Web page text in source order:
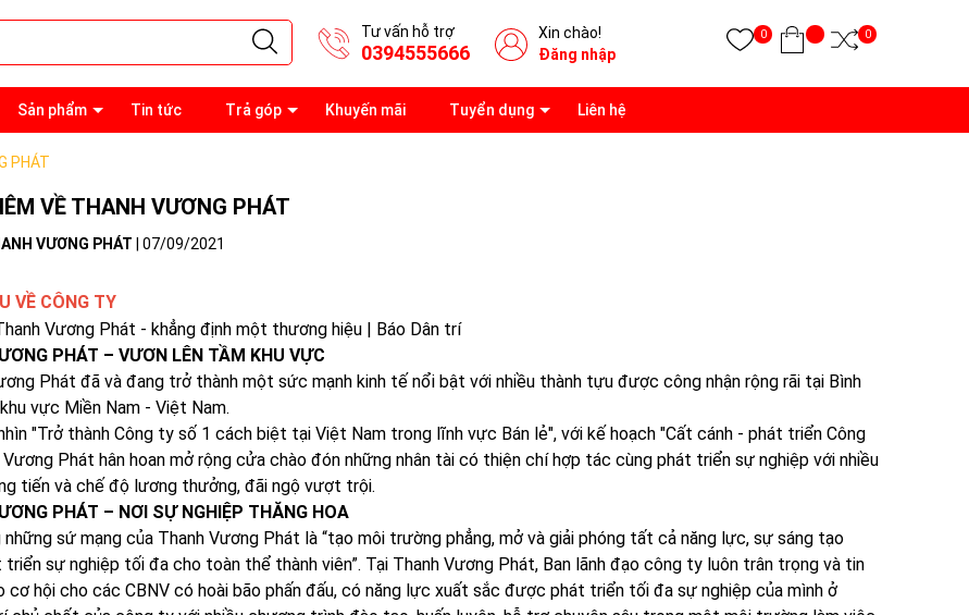
Tư vấn hỗ trợ
0394555666
Xin chào!
Đăng nhập
0 0
Sản phẩm Tin tức Trả góp Khuyến mãi Tuyển dụng Liên hệ
PHÁT
VỀ THANH VƯƠNG PHÁT
VƯƠNG PHÁT 07/09/2021
VỀ CÔNG TY
PHÁT – VƯƠN LÊN TẦM KHU VỰC
Phát đã và đang trở thành một sức mạnh kinh tế nổi bật với nhiều thành tựu được công nhận rộng rãi tại Bình
vực Miền Nam - Việt Nam.
"Trở thành Công ty số 1 cách biệt tại Việt Nam trong lĩnh vực Bán lẻ", với kế hoạch "Cất cánh - phát triển Công
Vương Phát hân hoan mở rộng cửa chào đón những nhân tài có thiện chí hợp tác cùng phát triển sự nghiệp với nhiều
tiến và chế độ lương thưởng, đãi ngộ vượt trội.
PHÁT – NƠI SỰ NGHIỆP THĂNG HOA
sứ mạng của Thanh Vương Phát là “tạo môi trường phẳng, mở và giải phóng tất cả năng lực, sự sáng tạo
triển sự nghiệp tối đa cho toàn thể thành viên”. Tại Thanh Vương Phát, Ban lãnh đạo công ty luôn trân trọng và tin
cơ hội cho các CBNV có hoài bão phấn đấu, có năng lực xuất sắc được phát triển tối đa sự nghiệp của mình ở